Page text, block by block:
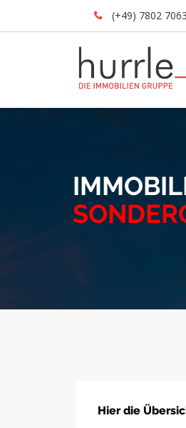
(+49) 7802
Hier die